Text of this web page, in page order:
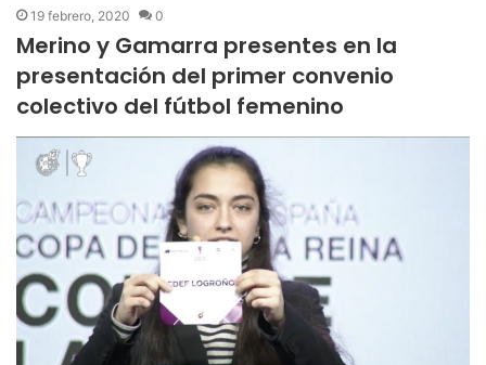
19 febrero, 2020 0
Merino y Gamarra presentes en la
presentación del primer convenio
colectivo del fútbol femenino